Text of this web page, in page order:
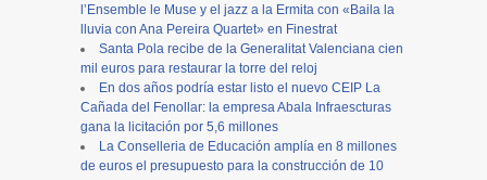
l’Ensemble le Muse y el jazz a la Ermita con «Baila la
lluvia con Ana Pereira Quartet» en Finestrat
Santa Pola recibe de la Generalitat Valenciana cien
mil euros para restaurar la torre del reloj
En dos años podría estar listo el nuevo CEIP La
Cañada del Fenollar: la empresa Abala Infraescturas
gana la licitación por 5,6 millones
La Conselleria de Educación amplía en 8 millones
de euros el presupuesto para la construcción de 10